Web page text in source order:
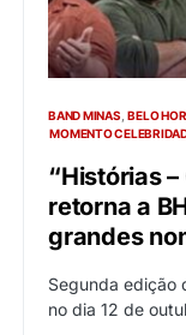
BAND MINAS BELO
MOMENTO
“Histórias
retorna a
grandes
Segunda edição
no dia 12 de